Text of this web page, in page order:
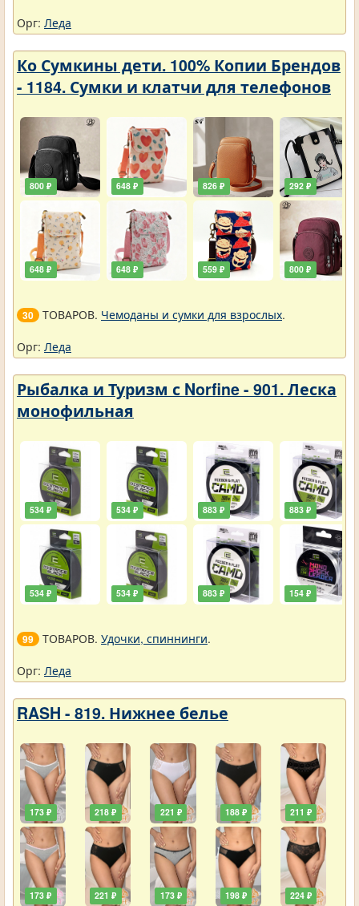
Орг: Леда
Ко Сумкины дети. 100% Копии Брендов
- 1184. Сумки и клатчи для телефонов
800 ₽
648 ₽
648 ₽
648 ₽
826 ₽
559 ₽
292 ₽
800 ₽
30 ТОВАРОВ. Чемоданы и сумки для взрослых.
Орг: Леда
Рыбалка и Туризм с Norfine - 901. Леска
монофильная
534 ₽
534 ₽
534 ₽
534 ₽
883 ₽
883 ₽
883 ₽
154 ₽
99 ТОВАРОВ. Удочки, спиннинги.
Орг: Леда
RASH - 819. Нижнее белье
173 ₽
173 ₽
218 ₽
221 ₽
221 ₽
173 ₽
188 ₽
198 ₽
211 ₽
224 ₽